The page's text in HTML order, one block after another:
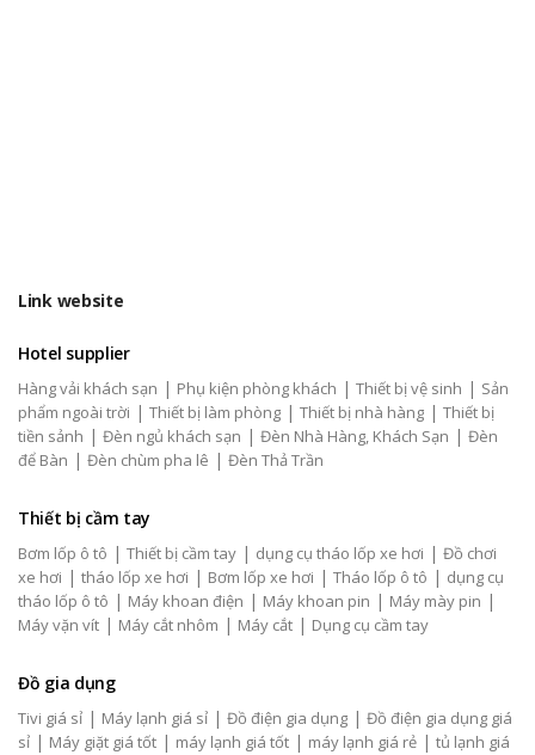
Link website
Hotel supplier
Hàng vải khách sạn | Phụ kiện phòng khách | Thiết bị vệ sinh | Sản
phẩm ngoài trời | Thiết bị làm phòng | Thiết bị nhà hàng | Thiết bị
tiền sảnh | Đèn ngủ khách sạn | Đèn Nhà Hàng, Khách Sạn | Đèn
để Bàn | Đèn chùm pha lê | Đèn Thả Trần
Thiết bị cầm tay
Bơm lốp ô tô | Thiết bị cầm tay | dụng cụ tháo lốp xe hơi | Đồ chơi
xe hơi | tháo lốp xe hơi | Bơm lốp xe hơi | Tháo lốp ô tô | dụng cụ
tháo lốp ô tô | Máy khoan điện | Máy khoan pin | Máy mày pin |
Máy vặn vít | Máy cắt nhôm | Máy cắt | Dụng cụ cầm tay
Đồ gia dụng
Tivi giá sỉ | Máy lạnh giá sỉ | Đồ điện gia dụng | Đồ điện gia dụng giá
sỉ | Máy giặt giá tốt | máy lạnh giá tốt | máy lạnh giá rẻ | tủ lạnh giá